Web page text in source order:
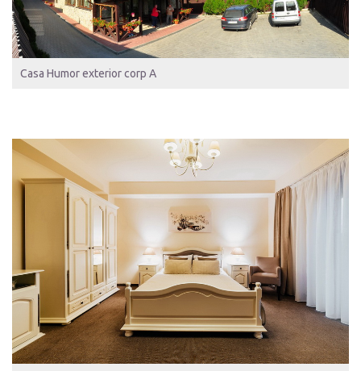
Casa Humor exterior corp A